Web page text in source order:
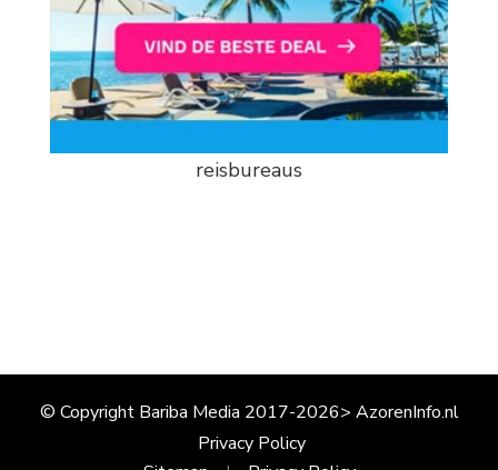
reisbureaus
© Copyright Bariba Media 2017-2026> AzorenInfo.nl
Privacy Policy